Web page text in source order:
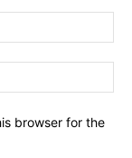
browser for the